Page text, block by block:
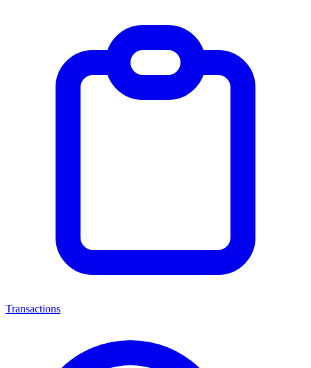
Transactions